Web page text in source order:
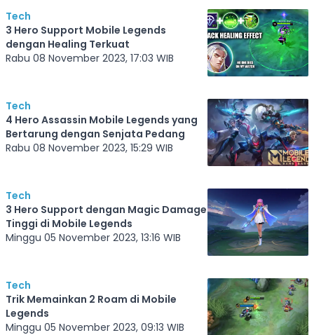
Tech
3 Hero Support Mobile Legends
dengan Healing Terkuat
Rabu 08 November 2023, 17:03 WIB
Tech
4 Hero Assassin Mobile Legends yang
Bertarung dengan Senjata Pedang
Rabu 08 November 2023, 15:29 WIB
Tech
3 Hero Support dengan Magic Damage
Tinggi di Mobile Legends
Minggu 05 November 2023, 13:16 WIB
Tech
Trik Memainkan 2 Roam di Mobile
Legends
Minggu 05 November 2023, 09:13 WIB